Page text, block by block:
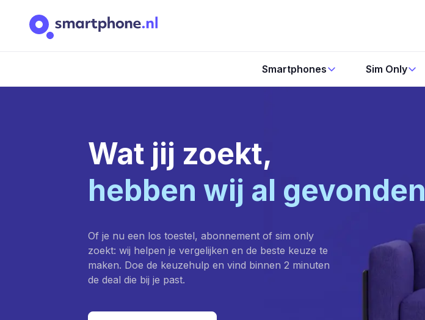
Smartphones Sim Only
Wat jij zoekt,
hebben wij al gevonden
Of je nu een los toestel, abonnement of sim only
zoekt: wij helpen je vergelijken en de beste keuze te
maken. Doe de keuzehulp en vind binnen 2 minuten
de deal die bij je past.